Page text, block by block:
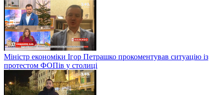
Міністр економіки Ігор Петрашко прокоментував ситуацію із
протестом ФОПів у столиці